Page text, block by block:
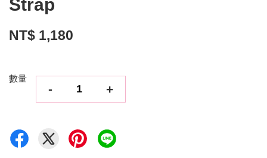
Strap
NT$ 1,180
數量
- +